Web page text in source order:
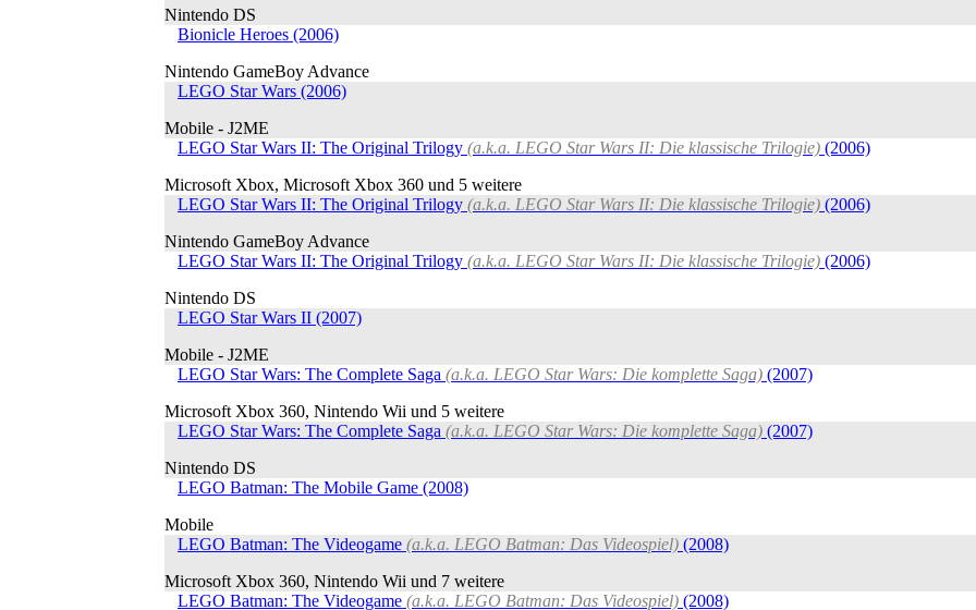
Nintendo DS
Bionicle Heroes (2006)
Nintendo GameBoy Advance
LEGO Star Wars (2006)
Mobile - J2ME
LEGO Star Wars II: The Original Trilogy (a.k.a. LEGO Star Wars II: Die klassische Trilogie) (2006)
Microsoft Xbox, Microsoft Xbox 360 und 5 weitere
LEGO Star Wars II: The Original Trilogy (a.k.a. LEGO Star Wars II: Die klassische Trilogie) (2006)
Nintendo GameBoy Advance
LEGO Star Wars II: The Original Trilogy (a.k.a. LEGO Star Wars II: Die klassische Trilogie) (2006)
Nintendo DS
LEGO Star Wars II (2007)
Mobile - J2ME
LEGO Star Wars: The Complete Saga (a.k.a. LEGO Star Wars: Die komplette Saga) (2007)
Microsoft Xbox 360, Nintendo Wii und 5 weitere
LEGO Star Wars: The Complete Saga (a.k.a. LEGO Star Wars: Die komplette Saga) (2007)
Nintendo DS
LEGO Batman: The Mobile Game (2008)
Mobile
LEGO Batman: The Videogame (a.k.a. LEGO Batman: Das Videospiel) (2008)
Microsoft Xbox 360, Nintendo Wii und 7 weitere
LEGO Batman: The Videogame (a.k.a. LEGO Batman: Das Videospiel) (2008)